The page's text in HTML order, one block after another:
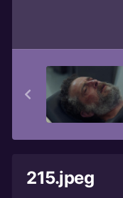
215.jpeg